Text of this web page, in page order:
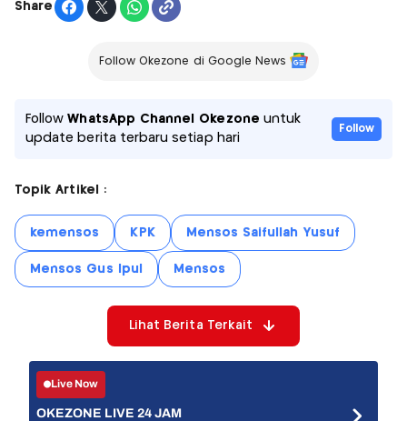
Share
Follow Okezone di Google News
FollowWhatsApp Channel Okezone untuk
update berita terbaru setiap hari
Follow
Topik Artikel :
kemensos KPK Mensos Saifullah Yusuf
Mensos Gus Ipul Mensos
Lihat Berita Terkait
Live Now
OKEZONE LIVE 24 JAM